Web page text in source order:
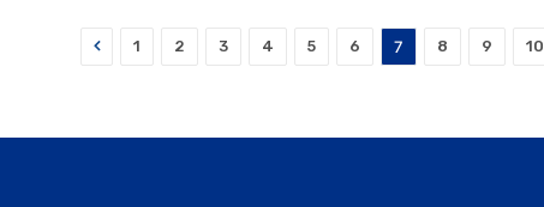
Prev 1 2 3 4 5 6 7 8 9 10